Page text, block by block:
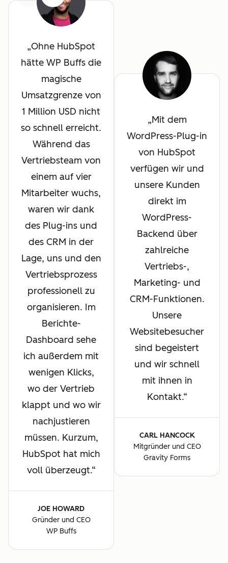
Ohne HubSpot
hätte WP Buffs die
magische
Umsatzgrenze von
1 Million USD nicht
so schnell erreicht.
Während das
Vertriebsteam von
einem auf vier
Mitarbeiter wuchs,
waren wir dank
des Plug-ins und
des CRM in der
Lage, uns und den
Vertriebsprozess
professionell zu
organisieren. Im
Berichte-
Dashboard sehe
ich außerdem mit
wenigen Klicks,
wo der Vertrieb
klappt und wo wir
nachjustieren
müssen. Kurzum,
HubSpot hat mich
voll überzeugt.
JOE HOWARD
Gründer und CEO
WP Buffs
Mit dem
WordPress-Plug-in
von HubSpot
verfügen wir und
unsere Kunden
direkt im
WordPress-
Backend über
zahlreiche
Vertriebs-,
Marketing- und
CRM-Funktionen.
Unsere
Websitebesucher
sind begeistert
und wir schnell
mit ihnen in
Kontakt.
CARL HANCOCK
Mitgründer und CEO
Gravity Forms